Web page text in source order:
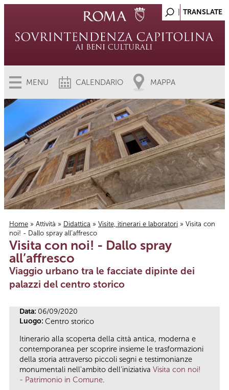
MENU CALENDARIO MAPPA
Tu sei qui
Home » Attività » Didattica » Visite, itinerari e laboratori » Visita con
noi! - Dallo spray all’affresco
Visita con noi! - Dallo spray
all’affresco
Viaggio urbano tra le facciate dipinte dei
palazzi del centro storico
Data: 06/09/2020
Luogo: Centro storico
Itinerario alla scoperta della città antica, moderna e
contemporanea per scoprire insieme le trasformazioni
della storia attraverso piccoli segni e testimonianze
monumentali nell'ambito dell'iniziativa Visita con noi!
- Patrimonio in Comune.